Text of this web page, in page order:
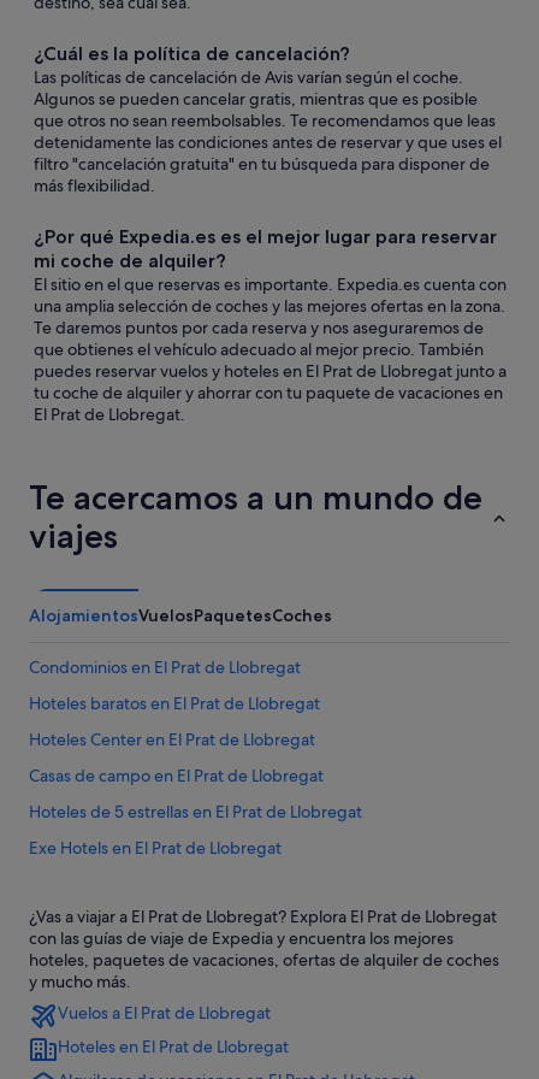
¿Cuál es la política de cancelación?
Las políticas de cancelación de Avis varían según el coche.
Algunos se pueden cancelar gratis, mientras que es posible
que otros no sean reembolsables. Te recomendamos que leas
detenidamente las condiciones antes de reservar y que uses el
filtro "cancelación gratuita" en tu búsqueda para disponer de
más flexibilidad.
¿Por qué Expedia.es es el mejor lugar para reservar
mi coche de alquiler?
El sitio en el que reservas es importante. Expedia.es cuenta con
una amplia selección de coches y las mejores ofertas en la zona.
Te daremos puntos por cada reserva y nos aseguraremos de
que obtienes el vehículo adecuado al mejor precio. También
puedes reservar vuelos y hoteles en El Prat de Llobregat junto a
tu coche de alquiler y ahorrar con tu paquete de vacaciones en
El Prat de Llobregat.
Te acercamos a un mundo de
viajes
AlojamientosVuelosPaquetesCoches
Condominios en El Prat de Llobregat
Hoteles baratos en El Prat de Llobregat
Hoteles Center en El Prat de Llobregat
Casas de campo en El Prat de Llobregat
Hoteles de 5 estrellas en El Prat de Llobregat
Exe Hotels en El Prat de Llobregat
El Prat de Llobregat hoteles
Hoteles de lujo en El Prat de Llobregat
Hoteles con piscina en El Prat de Llobregat
Hoteles en la playa en El Prat de Llobregat
Bonavista Apartments hoteles en El Prat de Llobregat
¿Vas a viajar a El Prat de Llobregat? Explora El Prat de Llobregat
con las guías de viaje de Expedia y encuentra los mejores
hoteles, paquetes de vacaciones, ofertas de alquiler de coches
y mucho más.
Vuelos a El Prat de Llobregat
Hoteles en El Prat de Llobregat